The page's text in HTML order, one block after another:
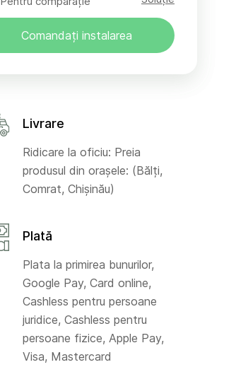
Comandați instalarea
Livrare
Ridicare la oficiu: Preia
produsul din orașele: (Bălți,
Comrat, Chișinău)
Plată
Plata la primirea bunurilor,
Google Pay, Card online,
Cashless pentru persoane
juridice, Cashless pentru
persoane fizice, Apple Pay,
Visa, Mastercard